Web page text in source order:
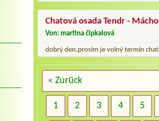
Chatová osada Tendr -
Von: martina čipkalová
dobrý den,prosím je volný termín
« Zurück
1 2 3 4 5